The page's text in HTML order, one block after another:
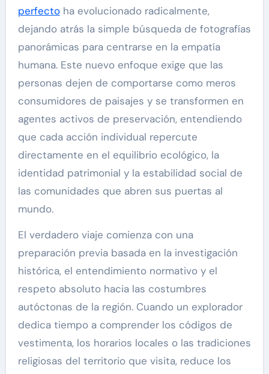
perfectoha evolucionado radicalmente,
dejando atrás la simple búsqueda de fotografías
panorámicas para centrarse en la empatía
humana. Este nuevo enfoque exige que las
personas dejen de comportarse como meros
consumidores de paisajes y se transformen en
agentes activos de preservación, entendiendo
que cada acción individual repercute
directamente en el equilibrio ecológico, la
identidad patrimonial y la estabilidad social de
las comunidades que abren sus puertas al
mundo.
El verdadero viaje comienza con una
preparación previa basada en la investigación
histórica, el entendimiento normativo y el
respeto absoluto hacia las costumbres
autóctonas de la región. Cuando un explorador
dedica tiempo a comprender los códigos de
vestimenta, los horarios locales o las tradiciones
religiosas del territorio que visita, reduce los